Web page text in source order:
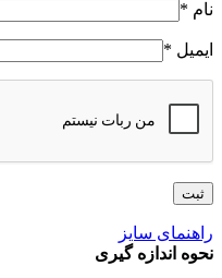
نام *
ایمیل *
راهنمای سایز
نحوه اندازه گیری